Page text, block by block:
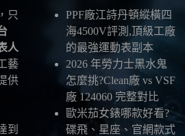
澳門、台灣、欧美以及其他海
的地與物流方案另行報價，客
清楚。
拖太久，有些熱門款現貨數量有
，就能早一點戴上喜歡的腕錶。
只
人
藝
供
到
PPF廠江詩丹頓縱橫四
海4500V評測,頂級工廠
的最強運動表副本
2026 年勞力士黑水鬼
怎麼挑?Clean廠 vs VSF
廠 124060 完整對比
歐米茄女錶哪款好看?
碟飛、星座、官網款式